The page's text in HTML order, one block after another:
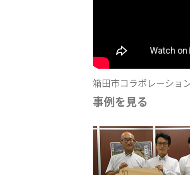
箱田市コラボレーショ
事例を見る